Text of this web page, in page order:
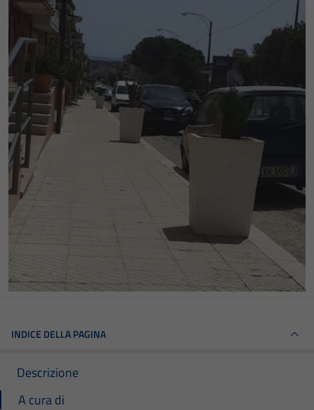
INDICE DELLA PAGINA
Descrizione
A cura di